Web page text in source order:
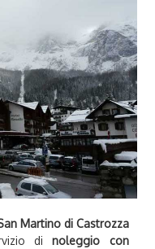
Martino di Castrozza
dinoleggio con